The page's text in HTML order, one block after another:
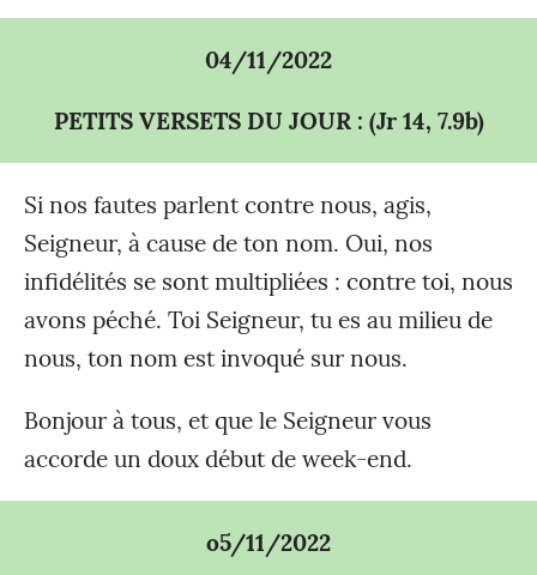
04/11/2022
PETITS VERSETS DU JOUR : (Jr 14, 7.9b)
Si nos fautes parlent contre nous, agis,
Seigneur, à cause de ton nom. Oui, nos
infidélités se sont multipliées : contre toi, nous
avons péché. Toi Seigneur, tu es au milieu de
nous, ton nom est invoqué sur nous.
Bonjour à tous, et que le Seigneur vous
accorde un doux début de week-end.
o5/11/2022